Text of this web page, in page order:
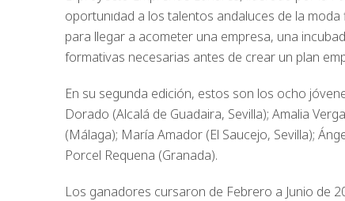
oportunidad a los talentos andaluces de la
para llegar a acometer una empresa, una
formativas necesarias antes de crear un plan
En su segunda edición, estos son los ocho
Dorado (Alcalá de Guadaira, Sevilla); Amalia
(Málaga); María Amador (El Saucejo, Sevilla);
Porcel Requena (Granada).
Los ganadores cursaron de Febrero a Junio de